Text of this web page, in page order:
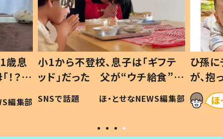
歳息
？」
編集部
小1から不登校、息子は「ギフテ
ッド」だった 父が“ウチ給食”を
作り続ける理由とは #令和の親
#令和の子
SNSで話題 ほ・とせなNEWS編集部
ひ孫
が、
「涙が
い」